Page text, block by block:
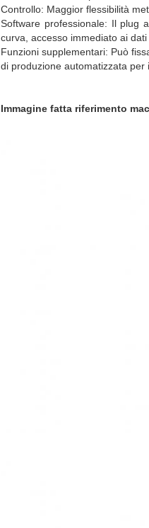
Controllo: Maggior flessibilità
Software professionale: Il plug
curva, accesso immediato ai dati
Funzioni supplementari: Può
di produzione automatizzata per
Immagine fatta riferimento